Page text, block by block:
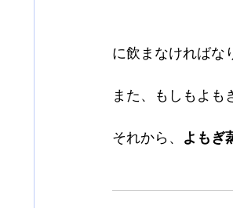
に飲まなければな
また、もしもよも
それから、 よもぎ